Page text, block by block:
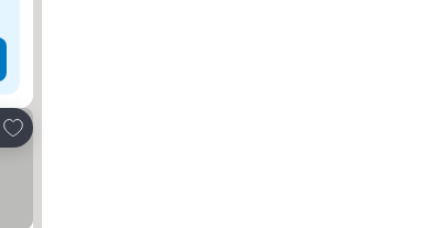
放到收藏夾